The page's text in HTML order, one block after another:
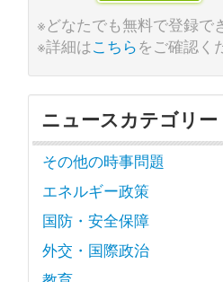
※どなたでも無料で登録で
※詳細はこちらをご確認く
ニュースカテゴリー
その他の時事問題
エネルギー政策
国防・安全保障
外交・国際政治